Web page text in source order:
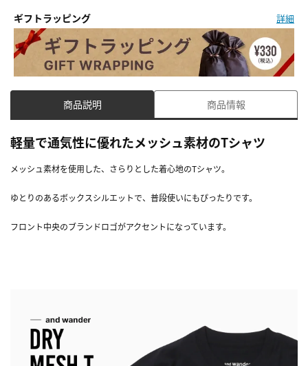
ギフトラッピング 詳細
商品説明 商品情報
軽量で通気性に優れたメッシュ素材のTシャツ
メッシュ素材を使用した、さらりとした着心地のTシャツ。
ゆとりのあるボックスシルエットで、普段使いにもぴったりです。
フロント中央のブランドロゴがアクセントになっています。